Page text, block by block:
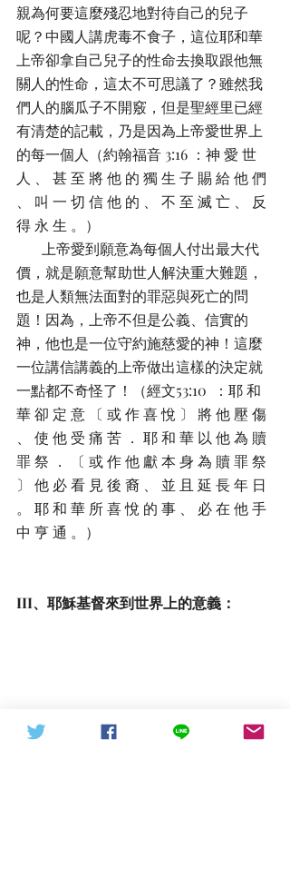
親為何要這麼殘忍地對待自己的兒子
呢？中國人講虎毒不食子，這位耶和華
上帝卻拿自己兒子的性命去換取跟他無
關人的性命，這太不可思議了？雖然我
們人的腦瓜子不開竅，但是聖經里已經
有清楚的記載，乃是因為上帝愛世界上
的每一個人（約翰福音 3:16 ：神 愛 世
人 、 甚 至 將 他 的 獨 生 子 賜 給 他 們
、 叫 一 切 信 他 的 、 不 至 滅 亡 、 反
得 永 生 。）
價，就是願意幫助世人解決重大難題，
也是人類無法面對的罪惡與死亡的問
題！因為，上帝不但是公義、信實的
神，他也是一位守約施慈愛的神！這麼
一位講信講義的上帝做出這樣的決定就
一點都不奇怪了！（經文53:10  ：耶 和
華 卻 定 意 〔 或 作 喜 悅 〕 將 他 壓 傷
、 使 他 受 痛 苦 ． 耶 和 華 以 他 為 贖
罪 祭 ． 〔 或 作 他 獻 本 身 為 贖 罪 祭
〕 他 必 看 見 後 裔 、 並 且 延 長 年 日
。 耶 和 華 所 喜 悅 的 事 、 必 在 他 手
中 亨 通 。）
III、耶穌基督來到世界上的意義：